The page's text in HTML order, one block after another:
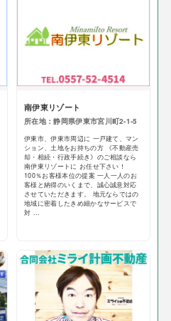
南伊東リゾート
所在地：静岡県伊東市宮川町2-1-5
伊東市、伊東市周辺に 一戸建て、マン
ション、土地をお持ちの方 《不動産売
却・相続・行政手続き》のご相談なら
南伊東リゾートに お任せ下さい！
100％お客様本位の提案 一人一人のお
客様と納得のいくまで、誠心誠意対応
させていただきます。 地元ならではの
地域に密着したきめ細かなサービスで
対 ...